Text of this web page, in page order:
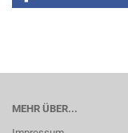
MEHR ÜBER...